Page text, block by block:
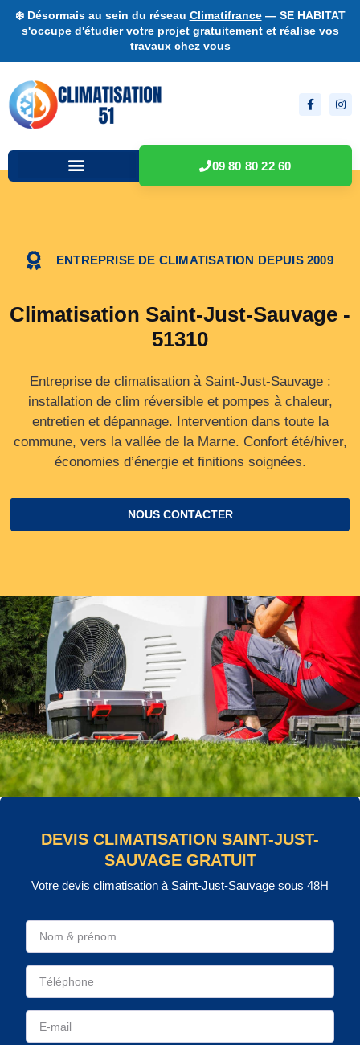
❄️ Désormais au sein du réseau Climatifrance— SE HABITAT
s'occupe d'étudier votre projet gratuitement et réalise vos
travaux chez vous
09 80 80 22 60
ENTREPRISE DE CLIMATISATION DEPUIS 2009
Climatisation Saint-Just-Sauvage -
51310
Entreprise de climatisation à Saint-Just-Sauvage :
installation de clim réversible et pompes à chaleur,
entretien et dépannage. Intervention dans toute la
commune, vers la vallée de la Marne. Confort été/hiver,
économies d’énergie et finitions soignées.
NOUS CONTACTER
DEVIS CLIMATISATION SAINT-JUST-
SAUVAGE GRATUIT
Votre devis climatisation à Saint-Just-Sauvage sous 48H